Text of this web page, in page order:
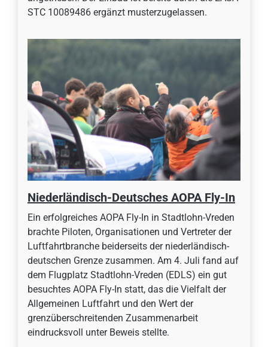
STC 10089486 ergänzt musterzugelassen.
Niederländisch-Deutsches AOPA Fly-In
Ein erfolgreiches AOPA Fly-In in Stadtlohn-Vreden
brachte Piloten, Organisationen und Vertreter der
Luftfahrtbranche beiderseits der niederländisch-
deutschen Grenze zusammen. Am 4. Juli fand auf
dem Flugplatz Stadtlohn-Vreden (EDLS) ein gut
besuchtes AOPA Fly-In statt, das die Vielfalt der
Allgemeinen Luftfahrt und den Wert der
grenzüberschreitenden Zusammenarbeit
eindrucksvoll unter Beweis stellte.